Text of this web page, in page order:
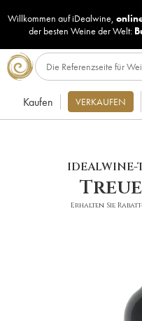
Willkommen auf iDealwine,
der besten Weine der Welt:
Kaufen VERKAUFEN
IDEALWINE-
Erhalten Sie